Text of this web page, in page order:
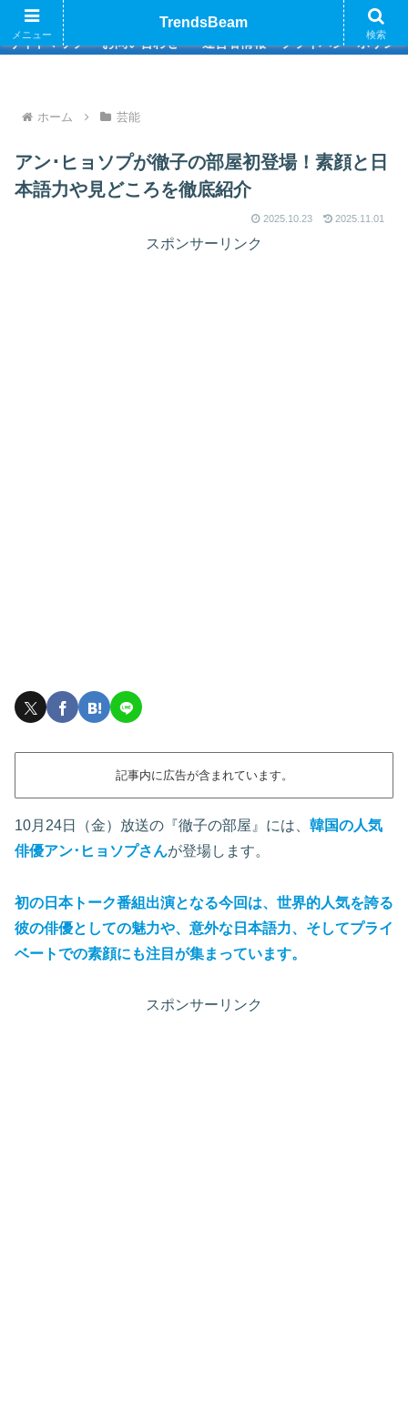
巷のトレンド情報をお届けいたします
サイトマップ お問い合わせ 運営者情報 プライバシーポリシー
ホーム 芸能
アン･ヒョソプが徹子の部屋初登場！素顔と日
本語力や見どころを徹底紹介
2025.10.23 2025.11.01
スポンサーリンク
記事内に広告が含まれています。
10月24日（金）放送の『徹子の部屋』には、 韓国の人気
俳優アン･ヒョソプさんが登場します。
初の日本トーク番組出演となる今回は、世界的人気を誇る
彼の俳優としての魅力や、意外な日本語力、そしてプライ
ベートでの素顔にも注目が集まっています。
スポンサーリンク
メニュー
TrendsBeam
検索